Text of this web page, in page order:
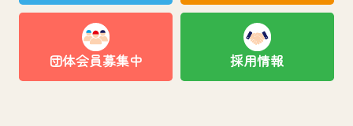
団体会員募集中 採用情報